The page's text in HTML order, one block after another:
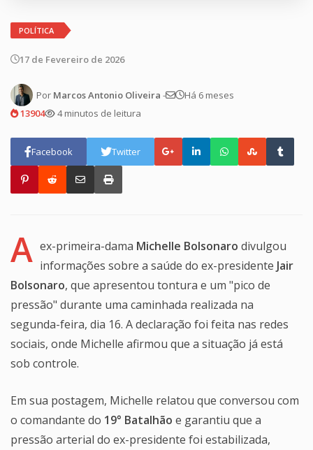
POLÍTICA
17 de Fevereiro de 2026
Por Marcos Antonio Oliveira -
Há 6 meses
13904
4 minutos de leitura
Facebook Twitter
A ex-primeira-dama Michelle Bolsonaro divulgou
informações sobre a saúde do ex-presidente Jair
Bolsonaro, que apresentou tontura e um "pico de
pressão" durante uma caminhada realizada na
segunda-feira, dia 16. A declaração foi feita nas redes
sociais, onde Michelle afirmou que a situação já está
sob controle.
Em sua postagem, Michelle relatou que conversou com
o comandante do 19° Batalhão e garantiu que a
pressão arterial do ex-presidente foi estabilizada,